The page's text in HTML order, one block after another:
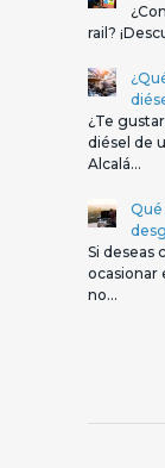
rail?
¿Te
diésel de
Alcalá…
Qué
Si deseas
ocasionar
no…